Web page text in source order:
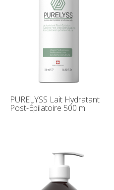
PURELYSS Lait Hydratant
Post-Épilatoire 500 ml